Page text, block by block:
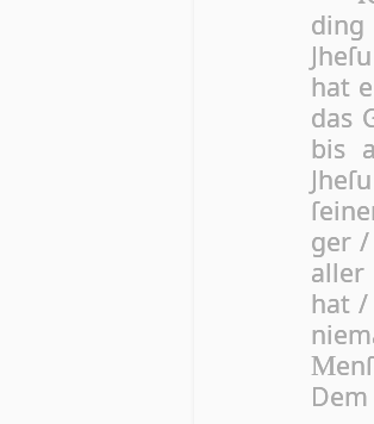
ding
hat
das
bis
ger
hat /
M